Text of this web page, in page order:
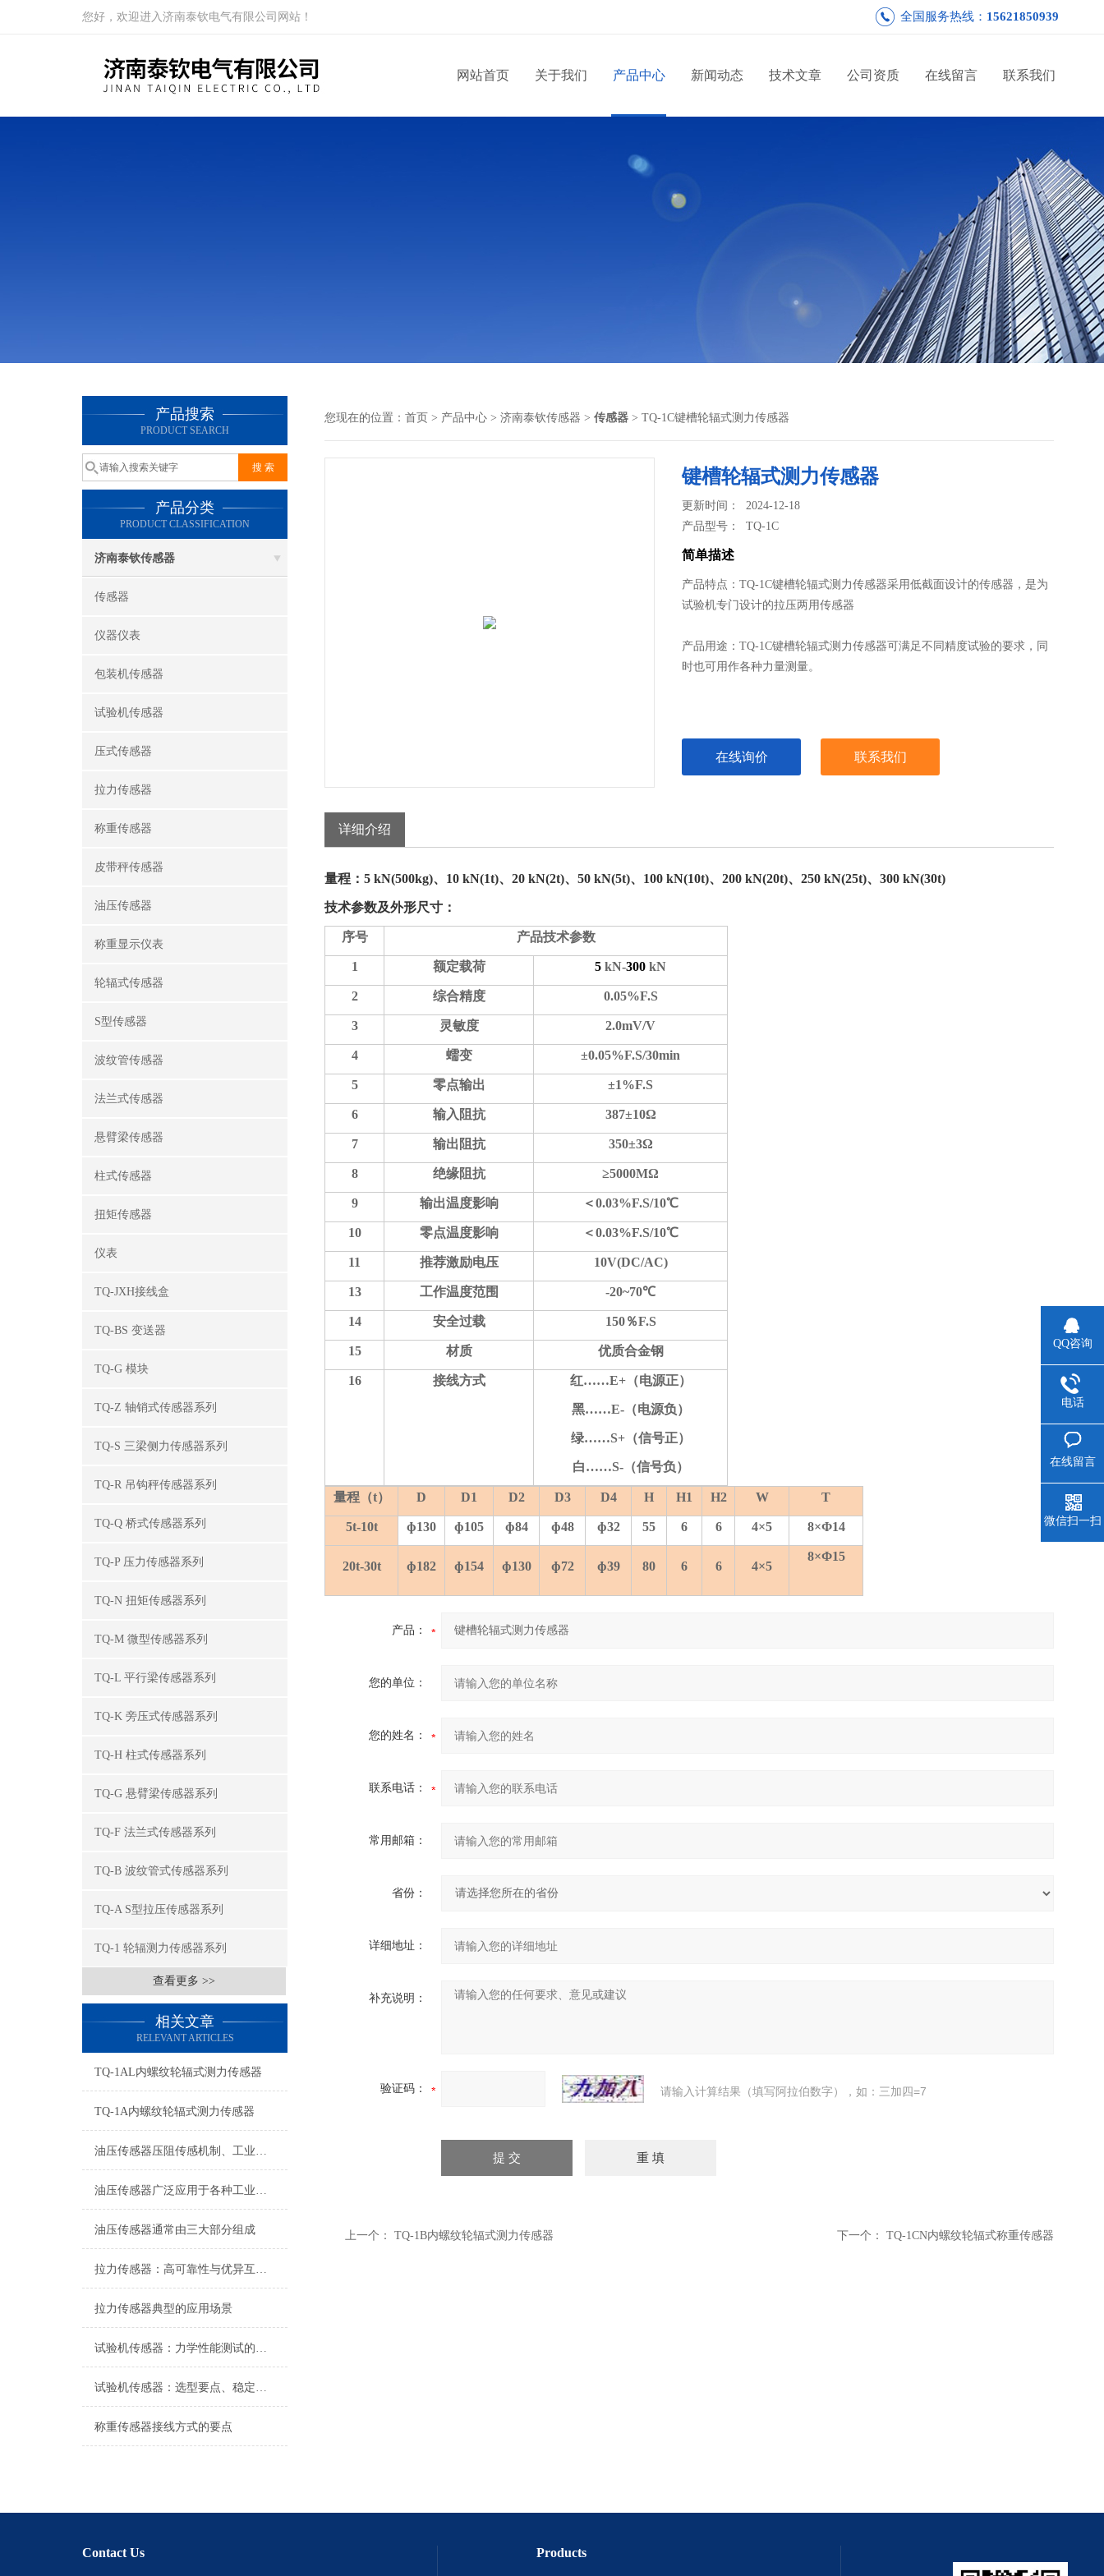
您好，欢迎进入济南泰钦电气有限公司网站！ 全国服务热线： 15621850939
网站首页 关于我们 产品中心 新闻动态 技术文章 公司资质 在线留言 联系我们
产品搜索
PRODUCT SEARCH
产品分类
PRODUCT CLASSIFICATION
济南泰钦传感器
传感器
仪器仪表
包装机传感器
试验机传感器
压式传感器
拉力传感器
称重传感器
皮带秤传感器
油压传感器
称重显示仪表
轮辐式传感器
S型传感器
波纹管传感器
法兰式传感器
悬臂梁传感器
柱式传感器
扭矩传感器
仪表
TQ-JXH接线盒
TQ-BS 变送器
TQ-G 模块
TQ-Z 轴销式传感器系列
TQ-S 三梁侧力传感器系列
TQ-R 吊钩秤传感器系列
TQ-Q 桥式传感器系列
TQ-P 压力传感器系列
TQ-N 扭矩传感器系列
TQ-M 微型传感器系列
TQ-L 平行梁传感器系列
TQ-K 旁压式传感器系列
TQ-H 柱式传感器系列
TQ-G 悬臂梁传感器系列
TQ-F 法兰式传感器系列
TQ-B 波纹管式传感器系列
TQ-A S型拉压传感器系列
TQ-1 轮辐测力传感器系列
查看更多 >>
相关文章
RELEVANT ARTICLES
TQ-1AL内螺纹轮辐式测力传感器
TQ-1A内螺纹轮辐式测力传感器
油压传感器压阻传感机制、工业工况适配与标准化运维管理
油压传感器广泛应用于各种工业自控环境
油压传感器通常由三大部分组成
拉力传感器：高可靠性与优异互换性的技术解析
拉力传感器典型的应用场景
试验机传感器：力学性能测试的核心组件解析
试验机传感器：选型要点、稳定性及分类详解
称重传感器接线方式的要点
您现在的位置： 首页 > 产品中心 > 济南泰钦传感器 > 传感器 > TQ-1C键槽轮辐式测力传感器
键槽轮辐式测力传感器
更新时间： 2024-12-18
产品型号：TQ-1C
简单描述
产品特点：TQ-1C键槽轮辐式测力传感器采用低截面设计的传感器，是为
试验机专门设计的拉压两用传感器
产品用途：TQ-1C键槽轮辐式测力传感器可满足不同精度试验的要求，同
时也可用作各种力量测量。
在线询价 联系我们
详细介绍
量程： 5 kN(500kg)、 10 kN(1t)、 20 kN(2t)、 50 kN(5t)、 100 kN(10t)、 200 kN(20t)、 250 kN(25t)、 300 kN(30t)
技术参数及外形尺寸：
序号 产品技术参数
1 额定载荷 5 kN-300 kN
2 综合精度 0.05%F.S
3 灵敏度 2.0mV/V
4 蠕变 ±0.05%F.S/30min
5 零点输出 ±1%F.S
6 输入阻抗 387±10Ω
7 输出阻抗 350±3Ω
8 绝缘阻抗 ≥5000MΩ
9 输出温度影响 ＜0.03%F.S/10℃
10 零点温度影响 ＜0.03%F.S/10℃
11 推荐激励电压 10V(DC/AC)
13 工作温度范围 -20~70℃
14 安全过载 150％F.S
15 材质 优质合金钢
16 接线方式 红……E+（电源正）
黑……E-（电源负）
绿……S+（信号正）
白……S-（信号负）
量程（t） D D1 D2 D3 D4 H H1 H2 W T
5t-10t ɸ130 ɸ105 ɸ84 ɸ48 ɸ32 55 6 6 4×5 8×Φ14
20t-30t ɸ182 ɸ154 ɸ130 ɸ72 ɸ39 80 6 6 4×5
8×Φ15
产品：
您的单位：
您的姓名：
联系电话：
常用邮箱：
省份：
详细地址：
补充说明：
验证码： 请输入计算结果（填写阿拉伯数字），如：三加四=7
上一个： TQ-1B内螺纹轮辐式测力传感器 下一个： TQ-1CN内螺纹轮辐式称重传感器
Contact Us Products
QQ咨询
电话
在线留言
微信扫一扫